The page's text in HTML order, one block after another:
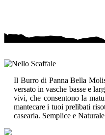
Il Burro di Panna Bella
versato in vasche basse e
vivi, che consentono la
mantecare i tuoi prelibati
casearia. Semplice e Naturale